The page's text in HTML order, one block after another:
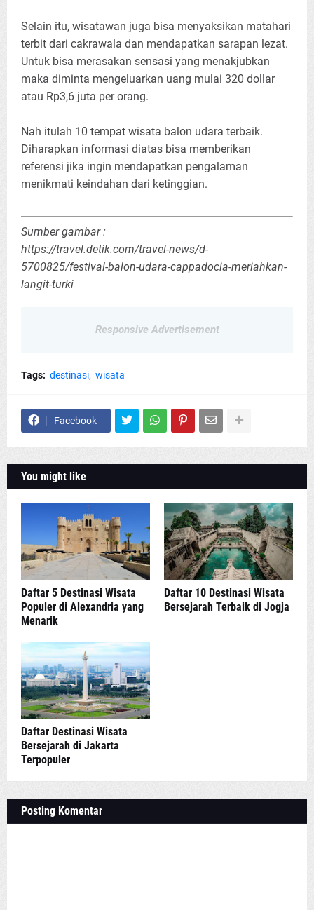
Selain itu, wisatawan juga bisa menyaksikan matahari
terbit dari cakrawala dan mendapatkan sarapan lezat.
Untuk bisa merasakan sensasi yang menakjubkan
maka diminta mengeluarkan uang mulai 320 dollar
atau Rp3,6 juta per orang.
Nah itulah 10 tempat wisata balon udara terbaik.
Diharapkan informasi diatas bisa memberikan
referensi jika ingin mendapatkan pengalaman
menikmati keindahan dari ketinggian.
Sumber gambar :
https://travel.detik.com/travel-news/d-
5700825/festival-balon-udara-cappadocia-meriahkan-
langit-turki
Responsive Advertisement
Tags: destinasi wisata
Facebook
You might like
Daftar 5 Destinasi Wisata
Populer di Alexandria yang
Menarik
Daftar 10 Destinasi Wisata
Bersejarah Terbaik di Jogja
Daftar Destinasi Wisata
Bersejarah di Jakarta
Terpopuler
Posting Komentar